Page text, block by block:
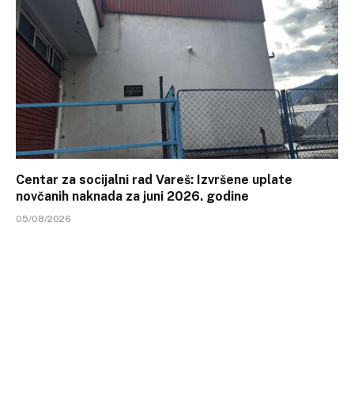
Centar za socijalni rad Vareš: Izvršene uplate
novčanih naknada za juni 2026. godine
05/08/2026